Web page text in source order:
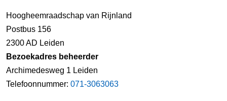
Hoogheemraadschap van Rijnland
Postbus 156
2300 AD Leiden
Bezoekadres beheerder
Archimedesweg 1 Leiden
Telefoonnummer: 071-3063063